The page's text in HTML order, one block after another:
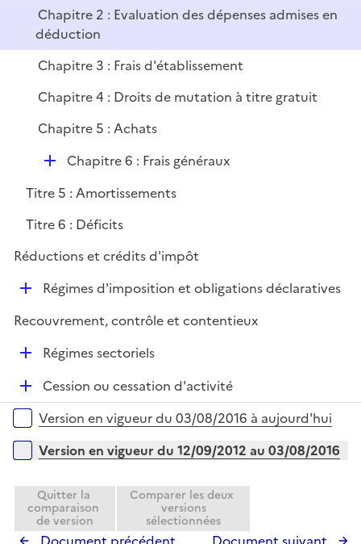
r
i
e
r
Chapitre 2 : Evaluation des dépenses admises en
déduction
Chapitre 3 : Frais d'établissement
Chapitre 4 : Droits de mutation à titre gratuit
Chapitre 5 : Achats
D
p
l
e
Chapitre 6 : Frais généraux
Titre 5 : Amortissements
Titre 6 : Déficits
Réductions et crédits d'impôt
D
p
r
Régimes d'imposition et obligations déclaratives
Recouvrement, contrôle et contentieux
D
e
Régimes sectoriels
D
é
p
e
r
Cession ou cessation d'activité
Versions sur la période
Version en vigueur du 03/08/2016 à aujourd'hui
Version en vigueur du 12/09/2012 au 03/08/2016
Quitter la
comparaison
de version
Comparer les deux
versions
sélectionnées